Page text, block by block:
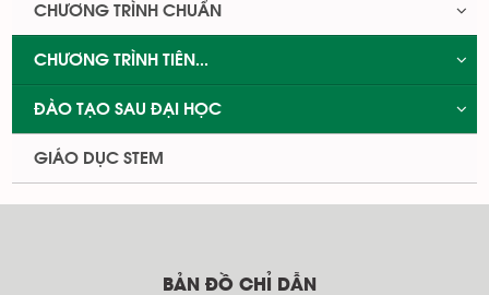
CHƯƠNG TRÌNH CHUẨN
CHƯƠNG TRÌNH TIÊN...
ĐÀO TẠO SAU ĐẠI HỌC
GIÁO DỤC STEM
BẢN ĐỒ CHỈ DẪN